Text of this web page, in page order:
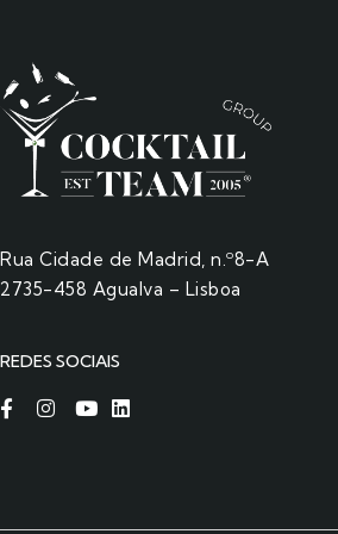
Rua Cidade de Madrid, n.º8-A
2735-458 Agualva – Lisboa
REDES SOCIAIS